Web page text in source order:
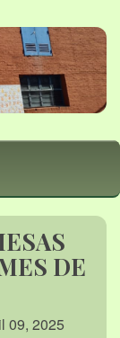
DE
09, 2025